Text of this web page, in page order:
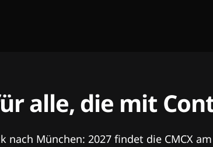
alle, die mit
München: 2027 findet die CMCX